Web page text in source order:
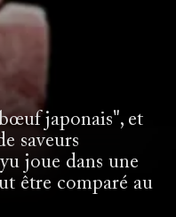
japonais", et
saveurs
joue dans une
être comparé au